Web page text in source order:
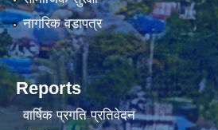
नागरिक वडापत्र
Reports
वार्षिक प्रगति प्रतिवेदन